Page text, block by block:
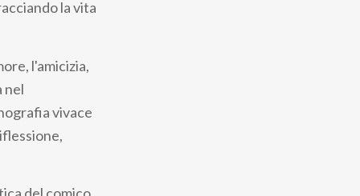
la vita
l'amicizia,
nel
vivace